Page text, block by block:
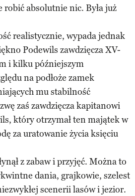
robić absolutnie nic. Była już
realistycznie, wypada jednak
Podewils zawdzięcza XV-
i kilku późniejszym
na podłoże zamek
mu stabilność
zaś zawdzięcza kapitanowi
który otrzymał ten majątek w
za uratowanie życia księciu
z zabaw i przyjęć. Można to
dania, grajkowie, szelest
scenerii lasów i jezior.